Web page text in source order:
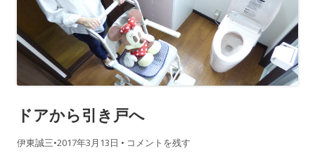
ドアから引き戸へ
伊東誠三•2017年3月13日 • コメントを残す